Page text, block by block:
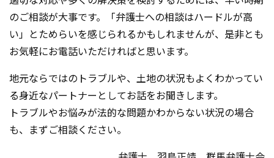
のご相談が大事です。「弁護士への相談はハードルが高
い」とためらいを感じられるかもしれませんが、是非とも
お気軽にお電話いただければと思います。
地元ならではのトラブルや、土地の状況もよくわかってい
る身近なパートナーとしてお話をお聞きします。
トラブルやお悩みが法的な問題かわからない状況の場合
も、まずご相談ください。